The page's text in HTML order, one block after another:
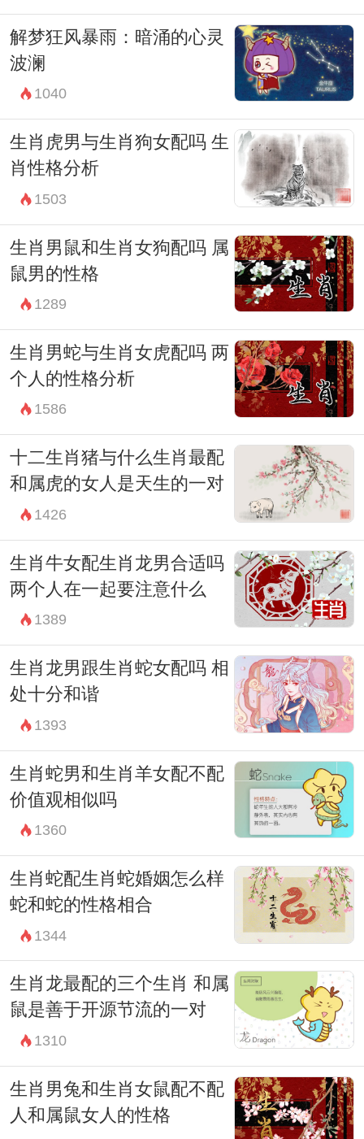
解梦狂风暴雨：暗涌的心灵
波澜
1040
生肖虎男与生肖狗女配吗 生
肖性格分析
1503
生肖男鼠和生肖女狗配吗 属
鼠男的性格
1289
生肖男蛇与生肖女虎配吗 两
个人的性格分析
1586
十二生肖猪与什么生肖最配
和属虎的女人是天生的一对
1426
生肖牛女配生肖龙男合适吗
两个人在一起要注意什么
1389
生肖龙男跟生肖蛇女配吗 相
处十分和谐
1393
生肖蛇男和生肖羊女配不配
价值观相似吗
1360
生肖蛇配生肖蛇婚姻怎么样
蛇和蛇的性格相合
1344
生肖龙最配的三个生肖 和属
鼠是善于开源节流的一对
1310
生肖男兔和生肖女鼠配不配
人和属鼠女人的性格